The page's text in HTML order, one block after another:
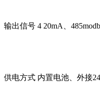
输出信号 4 20mA、
供电方式 内置电池、外接